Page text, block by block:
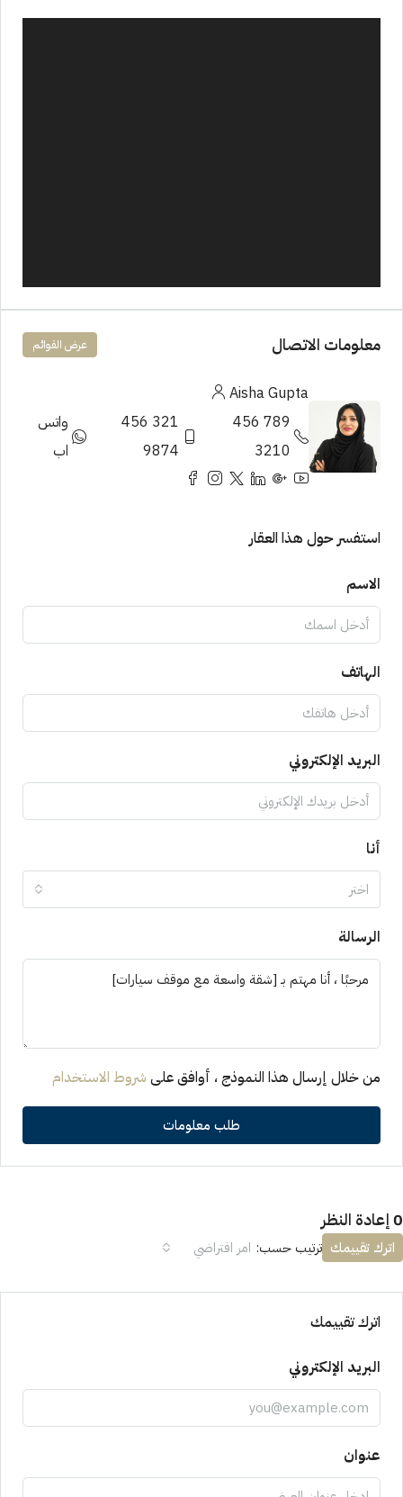
معلومات الاتصال عرض القوائم
Aisha Gupta
789 456
3210
321 456
9874
واتس
اب
استفسر حول هذا العقار
الاسم
الهاتف
البريد الإلكتروني
أنا
اختر
الرسالة
من خلال إرسال هذا النموذج ، أوافق على شروط الاستخدام
طلب معلومات
0 إعادة النظر
ترتيب حسب: امر افتراضي اترك تقييمك
اترك تقييمك
البريد الإلكتروني
عنوان